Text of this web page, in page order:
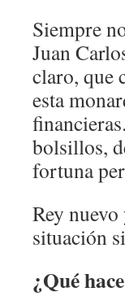
Siempre
Juan
claro, que
esta
bolsillos,
fortuna
Rey
situación
¿Qué